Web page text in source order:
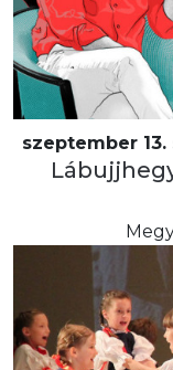
szeptember